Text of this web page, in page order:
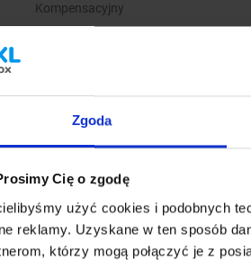
Zgoda
Cię o zgodę
użyć cookies i podobnych
reklamy. Uzyskane w ten sposób
którzy mogą połączyć je z
Kompensacyjny